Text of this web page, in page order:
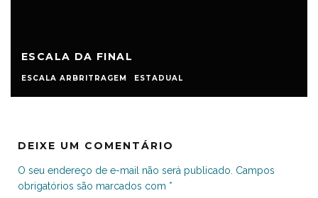
ESCALA DA FINAL
ESCALA ARBRITRAGEM ESTADUAL
DEIXE UM COMENTÁRIO
O seu endereço de e-mail não será publicado. Campos
obrigatórios são marcados com *